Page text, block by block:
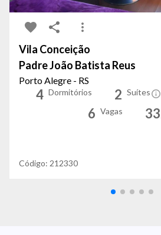
Vila Conceição
Padre João Batista Reus
Porto Alegre - RS
4 Dormitórios 2 Suítes
6 Vagas
Código: 212330